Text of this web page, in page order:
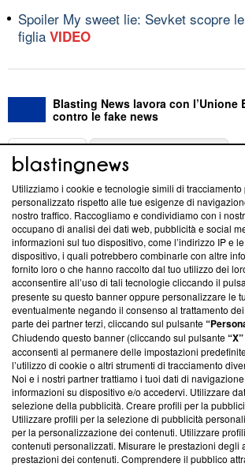
Spoiler My sweet lie: Sevket scopre
figlia VIDEO
Blasting News lavora con l’Unione
contro le fake news
ABOUT
Questa sezione offre informazioni
News, sui nostri processi editoriali e su
creare news di qualità. Inoltre, afferma la
‘Trust Project - News with Integrity’Blasting
ancora membro del programma, ma ha
parte; Trust Project non ha ancora
conformità agli standard.
Su di noi
Team editoriale
Corporate
Redazione
Informativa Privacy
Utilizziamo i cookie e tecnologie simili di
personalizzato rispetto alle tue esigenze di
nostro traffico. Raccogliamo e condividiamo con i
occupano di analisi dei dati web, pubblicità e social
informazioni sul tuo dispositivo, come l’indirizzo IP e
dispositivo, i quali potrebbero combinarle con altre
fornito loro o che hanno raccolto dal tuo utilizzo dei
acconsentire all’uso di tali tecnologie cliccando il
presente su questo banner oppure personalizzare le
eventualmente negando il consenso al trattamento
parte dei partner terzi, cliccando sul pulsante
Chiudendo questo banner (cliccando sul pulsante“X”
acconsenti al permanere delle impostazioni
l’utilizzo di cookie o altri strumenti di tracciamento
Noi e i nostri partner trattiamo i tuoi dati di
informazioni su dispositivo e/o accedervi. Utilizzare
selezione della pubblicità. Creare profili per la
Utilizzare profili per la selezione di pubblicità
per la personalizzazione dei contenuti. Utilizzare
contenuti personalizzati. Misurare le prestazioni degli
prestazioni dei contenuti. Comprendere il pubblico